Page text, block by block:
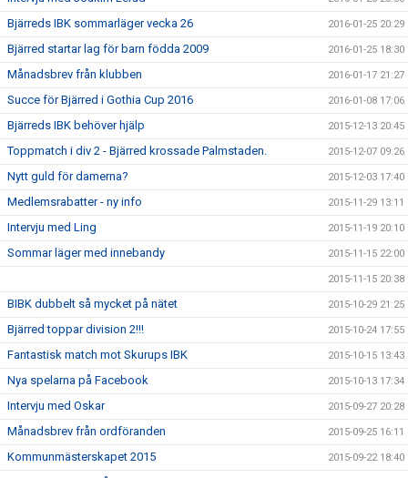
Bjärreds IBK sommarläger vecka 26 2016-01-25 20:29
Bjärred startar lag för barn födda 2009 2016-01-25 18:30
Månadsbrev från klubben 2016-01-17 21:27
Succe för Bjärred i Gothia Cup 2016 2016-01-08 17:06
Bjärreds IBK behöver hjälp 2015-12-13 20:45
Toppmatch i div 2 - Bjärred krossade Palmstaden. 2015-12-07 09:26
Nytt guld för damerna? 2015-12-03 17:40
Medlemsrabatter - ny info 2015-11-29 13:11
Intervju med Ling 2015-11-19 20:10
Sommar läger med innebandy 2015-11-15 22:00
2015-11-15 20:38
BIBK dubbelt så mycket på nätet 2015-10-29 21:25
Bjärred toppar division 2!!! 2015-10-24 17:55
Fantastisk match mot Skurups IBK 2015-10-15 13:43
Nya spelarna på Facebook 2015-10-13 17:34
Intervju med Oskar 2015-09-27 20:28
Månadsbrev från ordföranden 2015-09-25 16:11
Kommunmästerskapet 2015 2015-09-22 18:40